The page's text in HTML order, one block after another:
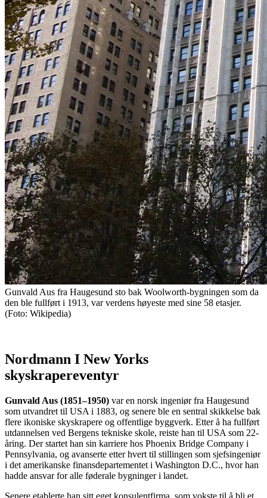
Gunvald Aus fra Haugesund sto bak Woolworth-bygningen som da
den ble fullført i 1913, var verdens høyeste med sine 58 etasjer.
(Foto: Wikipedia)
Nordmann I New Yorks
skyskrapereventyr
Gunvald Aus (1851–1950) var en norsk ingeniør fra Haugesund
som utvandret til USA i 1883, og senere ble en sentral skikkelse bak
flere ikoniske skyskrapere og offentlige byggverk. Etter å ha fullført
utdannelsen ved Bergens tekniske skole, reiste han til USA som 22-
åring. Der startet han sin karriere hos Phoenix Bridge Company i
Pennsylvania, og avanserte etter hvert til stillingen som sjefsingeniør
i det amerikanske finansdepartementet i Washington D.C., hvor han
hadde ansvar for alle føderale bygninger i landet.
Senere etablerte han sitt eget konsulentfirma, som vokste til å bli et